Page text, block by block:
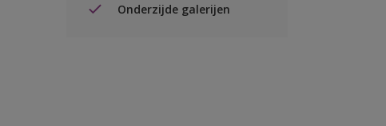
Onderzijde galerijen